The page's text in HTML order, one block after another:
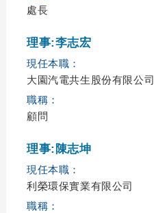
處長
理事:李志宏
現任本職：
大園汽電共生股份有限公司
職稱：
顧問
理事:陳志坤
現任本職：
利榮環保實業有限公司
職稱：